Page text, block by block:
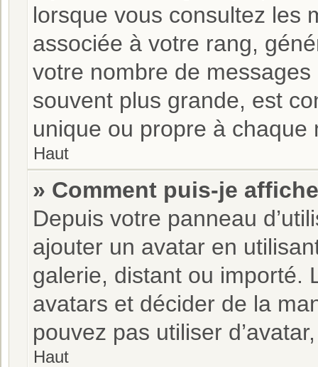
lorsque vous consultez les
associée à votre rang,
votre nombre de
souvent plus grande, est
unique ou propre à chaque
Haut
» Comment puis-je
Depuis votre panneau
ajouter un avatar en
galerie, distant ou importé.
avatars et décider de la
pouvez pas utiliser
Haut